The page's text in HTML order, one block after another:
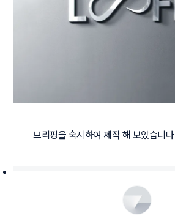
브리핑을 숙지하여 제작 해 보았습니다